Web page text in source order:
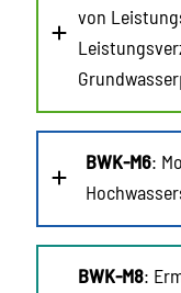
von
BWK-M6:
BWK-M8: